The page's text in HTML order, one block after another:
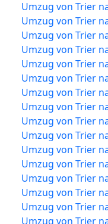
Umzug von Trier
Umzug von Trier
Umzug von Trier
Umzug von Trier
Umzug von Trier
Umzug von Trier
Umzug von Trier
Umzug von Trier
Umzug von Trier
Umzug von Trier
Umzug von Trier
Umzug von Trier
Umzug von Trier
Umzug von Trier
Umzug von Trier
Umzug von Trier